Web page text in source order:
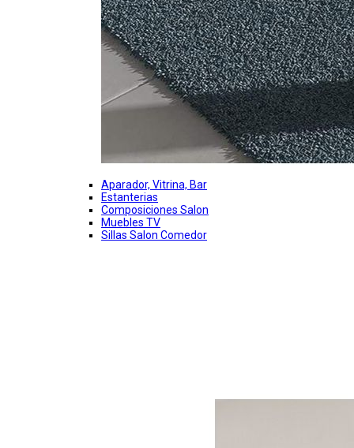
Aparador, Vitrina, Bar
Estanterias
Composiciones Salon
Muebles TV
Sillas Salon Comedor